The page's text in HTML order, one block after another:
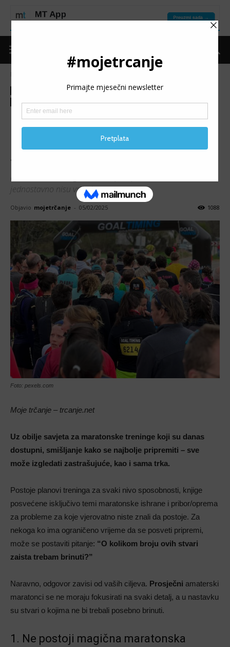
Dnevnik jednog trkača Moje trčanje Izdvojeno
Trening
Pet stvari koje maratoncima
ne bi trebale donositi dodatni
stres
Maratonski trening vas može preopteretiti, ali neke stvari
jednostavno nisu vrijedne stresa.
Objavio mojetrčanje - 05/02/2025 1088
Foto: pexels.com
Moje trčanje – trcanje.net
Uz obilje savjeta za maratonske treninge koji su danas
dostupni, smišljanje kako se najbolje pripremiti – sve
može izgledati zastrašujuće, kao i sama trka.
Postoje planovi treninga za svaki nivo sposobnosti, knjige
posvećene isključivo temi maratonske ishrane i pribor/oprema
za probleme za koje vjerovatno niste znali da postoje. Za
nekoga ko ima ograničeno vrijeme da se posveti pripremi,
može se postaviti pitanje: “O kolikom broju ovih stvari
zaista trebam brinuti?”
Naravno, odgovor zavisi od vaših ciljeva. Prosječni amaterski
maratonci se ne moraju fokusirati na svaki detalj, a u nastavku
su stvari o kojima ne bi trebali posebno brinuti.
1. Ne postoji magična maratonska